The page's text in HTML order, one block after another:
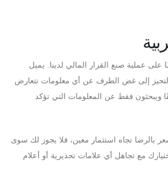
على عملية صنع القرار المالي لدينا. يميل
التحيز إلى غض الطرف عن أي معلومات تتعارض
ويبحثون فقط عن المعلومات التي تؤكد
بالرضا تجاه استثمار معين، فلا يجوز لك سوى
مع تجاهل أي علامات تحذيرية أو أعلام